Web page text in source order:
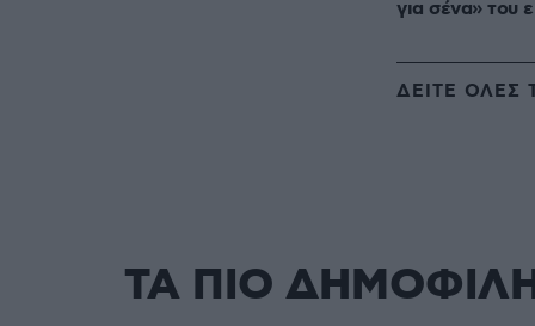
για σένα» του
ΔΕΙΤΕ ΟΛΕΣ
ΤΑ ΠΙΟ